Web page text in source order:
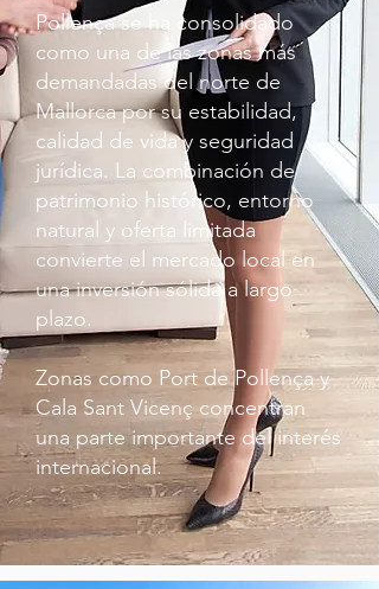
Pollença se ha consolidado
como una de las zonas más
demandadas del norte de
Mallorca por su estabilidad,
calidad de vida y seguridad
jurídica. La combinación de
patrimonio histórico, entorno
natural y oferta limitada
convierte el mercado local en
una inversión sólida a largo
plazo.
Zonas como Port de Pollença y
Cala Sant Vicenç concentran
una parte importante del interés
internacional.